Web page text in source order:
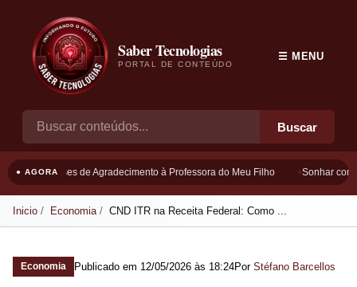
Saber Tecnologias
PORTAL DE CONTEÚDO
Buscar
☰ MENU
● AGORAFrases de Agradecimento à Professora do Meu Filho Sonhar com
Inicio Economia CND ITR na Receita Federal: Como ...
Economia Publicado em 12/05/2026 às 18:24Por Stéfano Barcellos